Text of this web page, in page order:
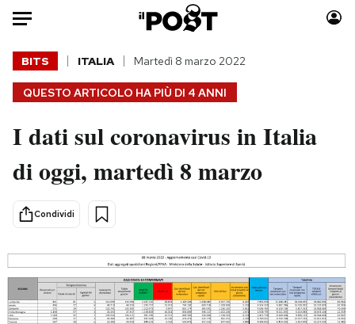
Auto
HOME
Italia
Politica
Tecnologia
Internet
Cultura
Economia
Sport
Moda
Consumismi
Europa
Altrecose
Mondiali calcio 2026
QUESTO ARTICOLO HA PIÙ DI 4 ANNI
BITS ITALIA Martedì 8 marzo 2022
I dati sul coronavirus in Italia
di oggi, martedì 8 marzo
Condividi